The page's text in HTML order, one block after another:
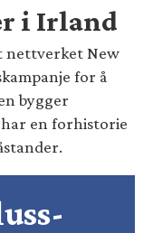
i Irland
nettverket New
for å
bygger
en forhistorie